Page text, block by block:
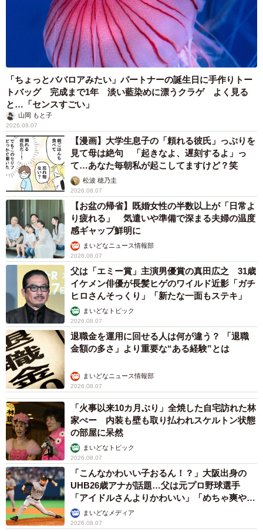
「ちょっとババロアみたい」パートナーの誕生日に手作りトー
トバッグ 完成まで1年 淡い藍染めに漂うクラゲ よく見る
と…「センスすごい」
山岡 もと子
2026.08.07
【漫画】大学生息子の「頼れる彼氏」っぷりを
見て母は絶句 「起きなよ、遅刻するよ」っ
て…あなた毎朝私が起こしてますけど？笑
松波 穂乃圭
2026.08.07
【お盆の帰省】既婚女性の半数以上が「日常よ
り疲れる」 気遣いや準備で深まる夫婦の温度
感ギャップ鮮明に
まいどなニュース情報部
2026.08.07
父は「エミー賞」主演男優賞の真田広之 31歳
イケメン俳優が長髪ヒゲのワイルド近影「ガチ
ヒロさんそっくり」「新たな一面もステキ」
まいどなトピック
2026.08.07
退職金を運用に回せる人は何が違う？ 「退職
金額の多さ」より重要な“ある経験”とは
まいどなニュース情報部
2026.08.07
「火事以来10カ月ぶり」全焼した自宅訪れた林
家ぺー 内装も壁も取り払われスケルトン状態
の部屋に呆然
まいどなトピック
2026.08.07
「こんなかわいい子おるん！？」大阪出身の
UHB26歳アナが話題…父は元プロ野球選手
「アイドルさんよりかわいい」「めちゃ爽や
か」まいどなメディア
2026.08.07